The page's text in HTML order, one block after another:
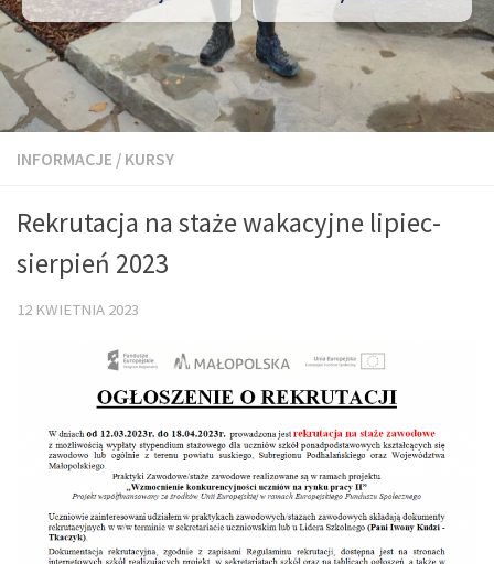
INFORMACJE / KURSY
Rekrutacja na staże wakacyjne lipiec-
sierpień 2023
12 KWIETNIA 2023